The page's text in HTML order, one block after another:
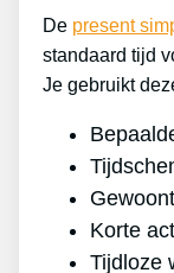
De present
standaard tijd
Je gebruikt
Korte
Tijdloze